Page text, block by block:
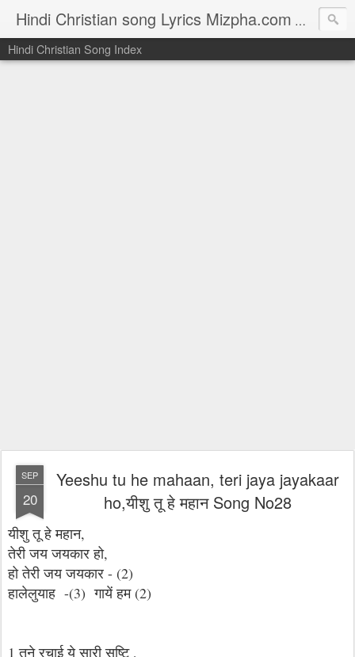
Hindi Christian song Lyrics Mizpha.com Hindi
Hindi Christian Song Index
SEP
20
Yeeshu tu he mahaan, teri jaya jayakaar
ho,यीशु तू हे महान Song No28
यीशु तू हे महान,
तेरी जय जयकार हो,
हो तेरी जय जयकार - (2)
हालेलुयाह -(3) गायें हम (2)
1 तूने रचाई ये सारी सृष्टि ,